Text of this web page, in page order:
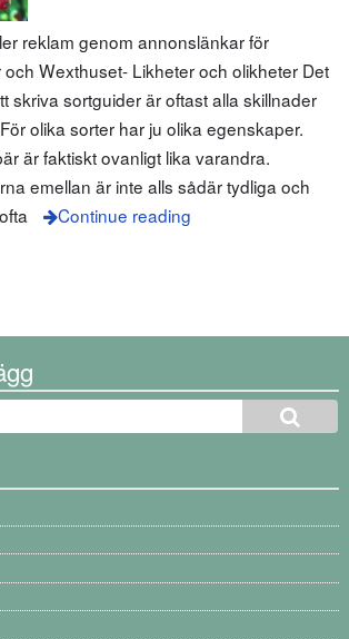
reklam genom annonslänkar för
Wexthuset- Likheter och olikheter Det
skriva sortguider är oftast alla skillnader
olika sorter har ju olika egenskaper.
är faktiskt ovanligt lika varandra.
emellan är inte alls sådär tydliga och
Continue reading